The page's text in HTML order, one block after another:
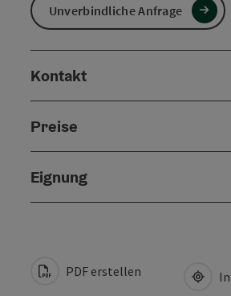
Unverbindliche Anfrage
Kontakt
Preise
Eignung
PDF erstellen